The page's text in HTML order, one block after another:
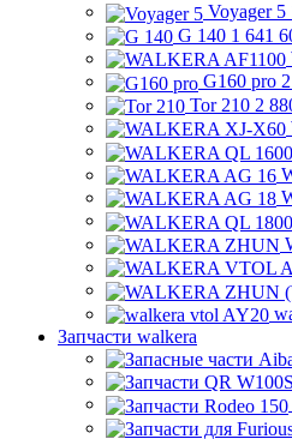
Voyager 5
G 140 1 641
G160 pro
Tor 210 2
Запчасти walkera